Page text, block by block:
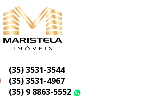
(35) 3531-3544
(35) 3531-4967
(35) 9 8863-5552